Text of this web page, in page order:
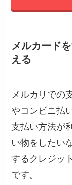
メルカード
える
メルカリでの
やコンビニ払
支払い方法が
い物をしたい
するクレジッ
です。